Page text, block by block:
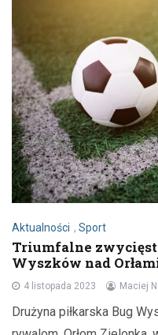
Aktualności , Sport
Triumfalne
Wyszków nad
4 listopada 2023 Maciej
Drużyna piłkarska Bug